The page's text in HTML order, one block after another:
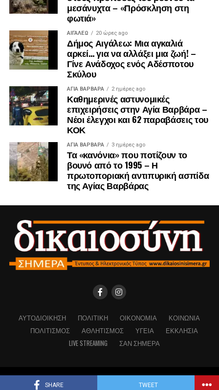
SHARE TWEET
.
.
.
μεσάνυχτα – «Πρόσκληση στη
φωτιά»
ΑΙΓΑΛΕΩ 20 ώρες ago
Δήμος Αιγάλεω: Μια αγκαλιά
αρκεί… για να αλλάξει μια ζωή! –
Γίνε Ανάδοχος ενός Αδέσποτου
Σκύλου
ΑΓΙΑ ΒΑΡΒΑΡΑ 2 ημέρες ago
Καθημερινές αστυνομικές
επιχειρήσεις στην Αγία Βαρβάρα –
Νέοι έλεγχοι και 62 παραβάσεις του
ΚΟΚ
ΑΓΙΑ ΒΑΡΒΑΡΑ 3 ημέρες ago
Τα «κανόνια» που ποτίζουν το
βουνό από το 1995 – Η
πρωτοποριακή αντιπυρική ασπίδα
της Αγίας Βαρβάρας
ΑΥΤΟΔΙΟΊΚΗΣΗ ΠΟΛΙΤΙΚΉ ΟΙΚΟΝΟΜΊΑ
ΚΟΙΝΩΝΊΑ
ΠΟΛΙΤΙΣΜΌΣ
ΑΘΛΗΤΙΣΜΌΣ ΥΓΕΊΑ
ΕΚΚΛΗΣΊΑ
LIVE STREAMING
ΣΑΝ ΣΉΜΕΡΑ